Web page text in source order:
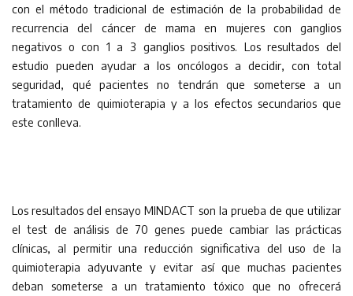
con el método tradicional de estimación de la probabilidad de
recurrencia del cáncer de mama en mujeres con ganglios
negativos o con 1 a 3 ganglios positivos. Los resultados del
estudio pueden ayudar a los oncólogos a decidir, con total
seguridad, qué pacientes no tendrán que someterse a un
tratamiento de quimioterapia y a los efectos secundarios que
este conlleva.
Los resultados del ensayo MINDACT son la prueba de que utilizar
el test de análisis de 70 genes puede cambiar las prácticas
clínicas, al permitir una reducción significativa del uso de la
quimioterapia adyuvante y evitar así que muchas pacientes
deban someterse a un tratamiento tóxico que no ofrecerá